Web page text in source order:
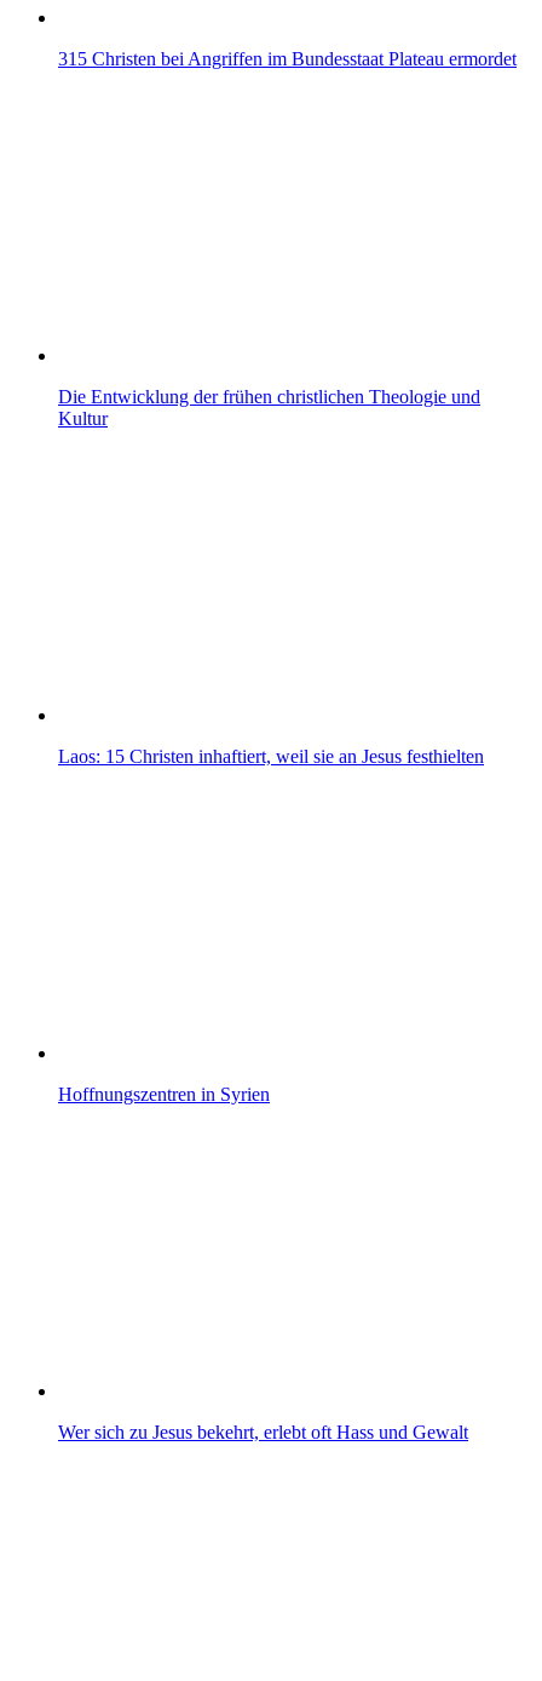
315 Christen bei Angriffen im Bundesstaat Plateau ermordet
Die Entwicklung der frühen christlichen Theologie und
Kultur
Laos: 15 Christen inhaftiert, weil sie an Jesus festhielten
Hoffnungszentren in Syrien
Wer sich zu Jesus bekehrt, erlebt oft Hass und Gewalt